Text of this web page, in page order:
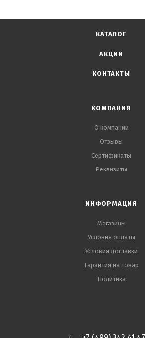
КАТАЛОГ
АКЦИИ
КОНТАКТЫ
КОМПАНИЯ
О компании
Отзывы
Сертификаты
Реквизиты
ИНФОРМАЦИЯ
Магазины
Условия оплаты
Условия доставки
Гарантия на товар
Политика